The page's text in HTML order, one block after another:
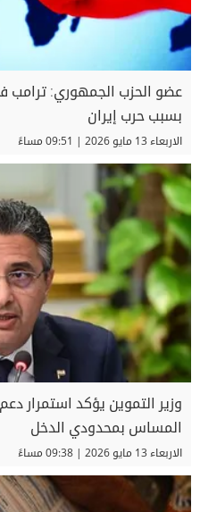
عضو الحزب الجمهوري:
بسبب حرب إيران
الاربعاء 13 مايو 2026 | 09:51 مساءً
وزير التموين يؤكد استمرار
المساس بمحدودي الدخل
الاربعاء 13 مايو 2026 | 09:38 مساءً